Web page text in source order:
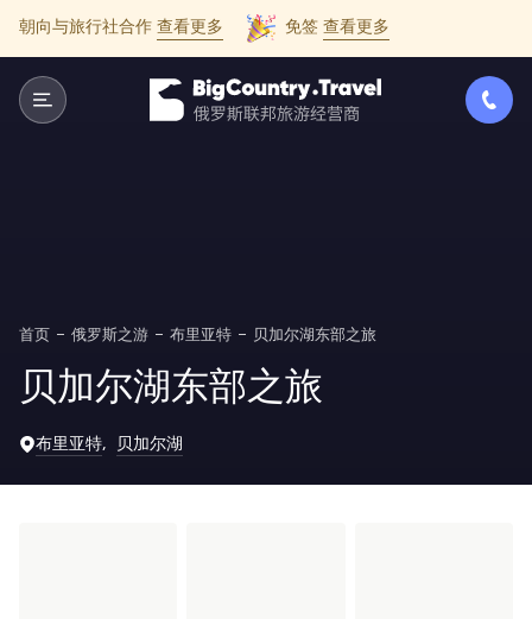
朝向与旅行社合作 查看更多 免签 查看更多
首页 俄罗斯之游 布里亚特 贝加尔湖东部之旅
贝加尔湖东部之旅
布里亚特 贝加尔湖